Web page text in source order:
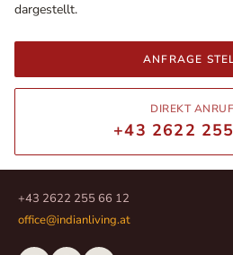
dargestellt.
ANFRAGE
DIREKT
+43 2622
Ausstellungsräume
Wiener Straße – Werkstraße 111
2700 Wiener Neustadt
In WinStage
+43 2622 255 66 12
office@indianliving.at